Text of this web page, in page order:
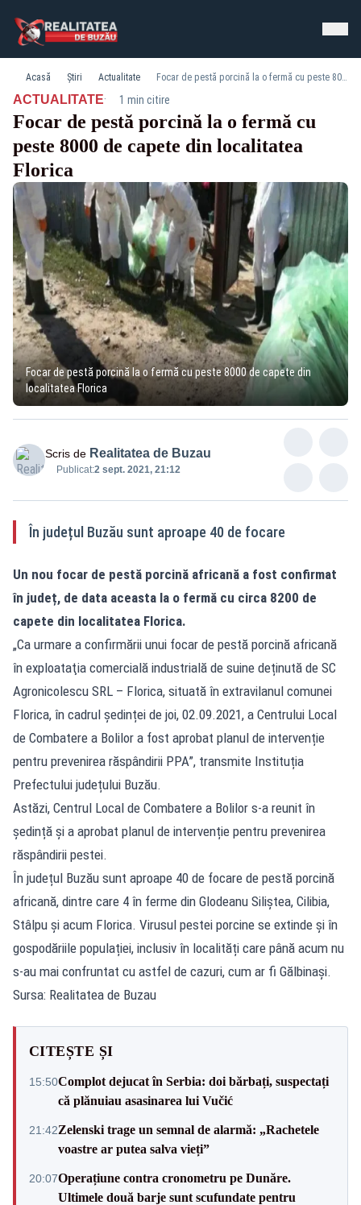
Acasă Știri Actualitate Focar de pestă porcină la o fermă cu peste 8000 de capete din localitatea Florica
ACTUALITATE· 1 min citire
Focar de pestă porcină la o fermă cu
peste 8000 de capete din localitatea
Florica
Focar de pestă porcină la o fermă cu peste 8000 de capete din
localitatea Florica
Scris de Realitatea de Buzau
Publicat:2 sept. 2021, 21:12
În județul Buzău sunt aproape 40 de focare
Un nou focar de pestă porcină africană a fost confirmat
în județ, de data aceasta la o fermă cu circa 8200 de
capete din localitatea Florica.
„Ca urmare a confirmării unui focar de pestă porcină africană
în exploataţia comercială industrială de suine deținută de SC
Agronicolescu SRL – Florica, situată în extravilanul comunei
Florica, în cadrul ședinței de joi, 02.09.2021, a Centrului Local
de Combatere a Bolilor a fost aprobat planul de intervenție
pentru prevenirea răspândirii PPA”, transmite Instituția
Prefectului județului Buzău.
Astăzi, Centrul Local de Combatere a Bolilor s-a reunit în
ședință și a aprobat planul de intervenție pentru prevenirea
răspândirii pestei.
În județul Buzău sunt aproape 40 de focare de pestă porcină
africană, dintre care 4 în ferme din Glodeanu Siliștea, Cilibia,
Stâlpu și acum Florica. Virusul pestei porcine se extinde și în
gospodăriile populației, inclusiv în localități care până acum nu
s-au mai confruntat cu astfel de cazuri, cum ar fi Gălbinași.
Sursa: Realitatea de Buzau
CITEȘTE ȘI
15:50Complot dejucat în Serbia: doi bărbați, suspectați
că plănuiau asasinarea lui Vučić
21:42Zelenski trage un semnal de alarmă: „Rachetele
voastre ar putea salva vieți”
20:07Operațiune contra cronometru pe Dunăre.
Ultimele două barje sunt scufundate pentru